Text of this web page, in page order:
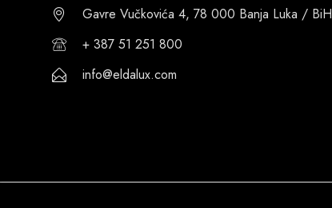
Gavre Vučkovića 4, 78 000 Banja Luka / BiH
+ 387 51 251 800
info@eldalux.com